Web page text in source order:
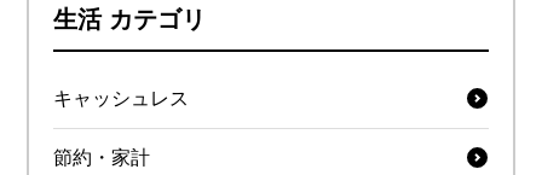
生活 カテゴリ
キャッシュレス
節約・家計